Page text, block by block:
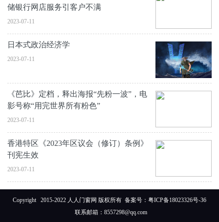
储银行网店服务引客户不满
2023-07-11
日本式政治经济学
2023-07-11
《芭比》定档，释出海报“先粉一波”，电
影号称“用完世界所有粉色”
2023-07-11
香港特区《2023年区议会（修订）条例》
刊宪生效
2023-07-11
Copyright 2015-2022 人人门窗网 版权所有 备案号： 粤ICP备18023326号-36
联系邮箱：8557298@qq.com